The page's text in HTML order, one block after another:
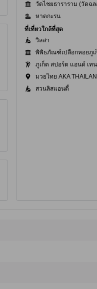
วัดไชยธาราราม (วัดฉล
หาดกะรน
ที่เที่ยวใกล้ที่สุด
วิลล่า
พิพิธภัณฑ์เปลือกหอยภูเ
ภูเก็ต สปอร์ต แอนด์ เท
มวยไทย AKA
สวนลิสแอนดี้